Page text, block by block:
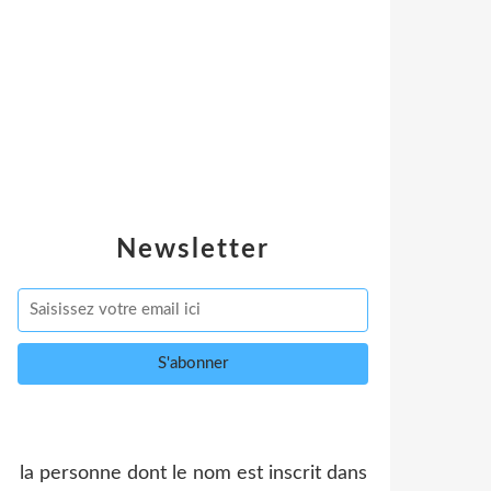
Newsletter
la personne dont le nom est inscrit dans